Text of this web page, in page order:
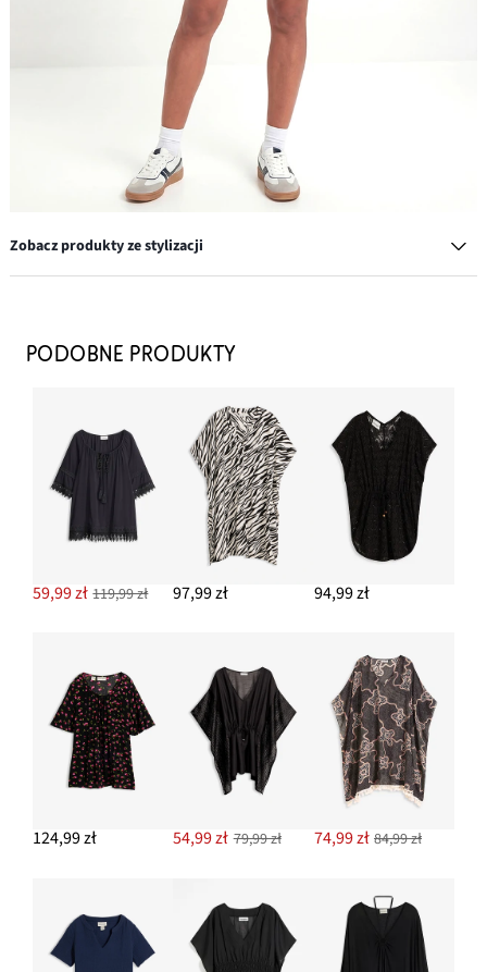
Zobacz produkty ze stylizacji
64,99 zł
Sneakersy
109,99 zł
DODAJ DO KOSZYKA
Kolczyki kółka z mosiądzu
62,99 zł
DODAJ DO KOSZYKA
PODOBNE PRODUKTY
59,99 zł 119,99 zł 97,99 zł 94,99 zł
124,99 zł 54,99 zł 79,99 zł 74,99 zł 84,99 zł